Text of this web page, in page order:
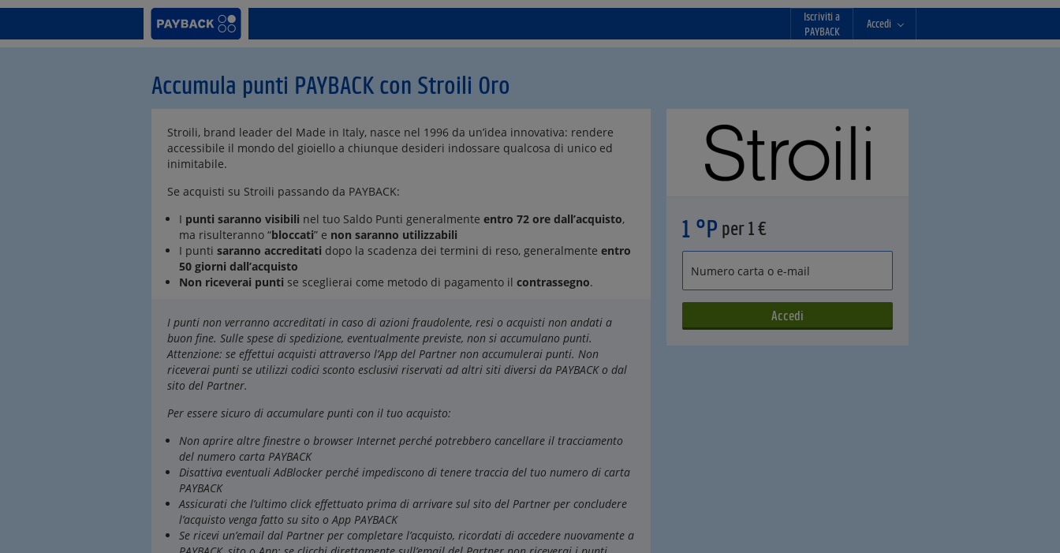
Iscriviti a
PAYBACK
Accedi
Accumula punti PAYBACK con Stroili Oro
Stroili, brand leader del Made in Italy, nasce nel 1996 da un’idea innovativa: rendere
accessibile il mondo del gioiello a chiunque desideri indossare qualcosa di unico ed
inimitabile.
Se acquisti su Stroili passando da PAYBACK:
I punti saranno visibili nel tuo Saldo Punti generalmente entro 72 ore dall’acquisto,
ma risulteranno “bloccati” e non saranno utilizzabili
I punti saranno accreditati dopo la scadenza dei termini di reso, generalmente entro
50 giorni dall’acquisto
Non riceverai punti se sceglierai come metodo di pagamento il contrassegno.
I punti non verranno accreditati in caso di azioni fraudolente, resi o acquisti non andati a
buon fine. Sulle spese di spedizione, eventualmente previste, non si accumulano punti.
Attenzione: se effettui acquisti attraverso l’App del Partner non accumulerai punti. Non
riceverai punti se utilizzi codici sconto esclusivi riservati ad altri siti diversi da PAYBACK o dal
sito del Partner.
Per essere sicuro di accumulare punti con il tuo acquisto:
Non aprire altre finestre o browser Internet perché potrebbero cancellare il tracciamento
del numero carta PAYBACK
Disattiva eventuali AdBlocker perché impediscono di tenere traccia del tuo numero di carta
PAYBACK
Assicurati che l’ultimo click effettuato prima di arrivare sul sito del Partner per concludere
l’acquisto venga fatto su sito o App PAYBACK
Se ricevi un’email dal Partner per completare l’acquisto, ricordati di accedere nuovamente a
1 °P per 1 €